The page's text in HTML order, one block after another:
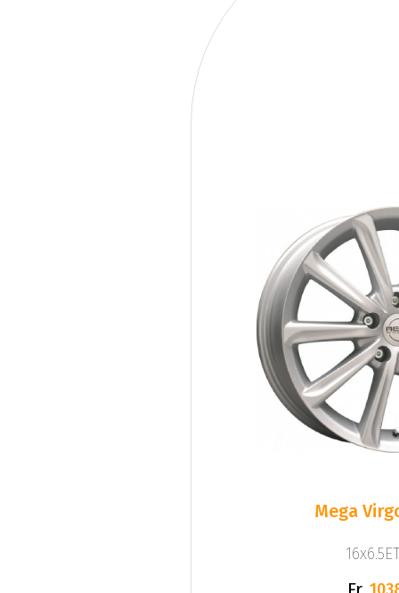
Mega